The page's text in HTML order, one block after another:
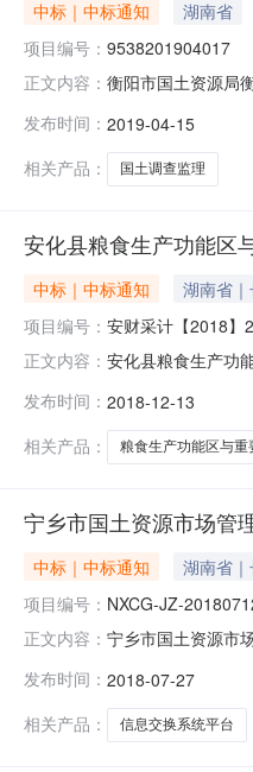
中标｜中标通知 湖南省
项目编号： 9538201904017
正文内容： 衡阳市国土资源局
竞争性磋商采购项
1,240,000.00元二
发布时间： 2019-04-15
相关产品：
国土调查监理
安化县粮食生产功能区
中标｜中标通知 湖南省
项目编号： 安财采计【2018】
正文内容： 安化县粮食生产功
在益阳市公共资源
与重要农产品生产
发布时间： 2018-12-13
相关产品：
粮食生产功能区与重
宁乡市国土资源市场管
中标｜中标通知
湖南省
项目编号： NXCG-JZ-
正文内容： 宁乡市国土资源市
JZ-
发布时间： 2018-07-27
相关产品：
信息交换系统平台